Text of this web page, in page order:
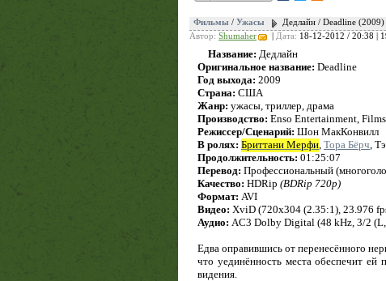
Фильмы / Ужасы
Дедлайн / Deadline
Автор: Shumaher Дата: 18-12-2012 / 20:38 |
Название: Дедлайн
Оригинальное название: Deadline
Год выхода: 2009
Страна: США
Жанр: ужасы, триллер, драма
Производство: Enso Entertainment,
Режиссер/Сценарий: Шон МакКонвилл
В ролях: Бриттани Мерфи Тора Бёрч ,
Продолжительность: 01:25:07
Перевод: Профессиональный
Качество: HDRip (BDRip 720p)
Формат: AVI
Видео: XviD (720x304 (2.35:1), 23.976
Аудио: AC3 Dolby Digital (48 kHz, 3/2
Едва оправившись от перенесённого
что уединённость места обеспечит
видения.